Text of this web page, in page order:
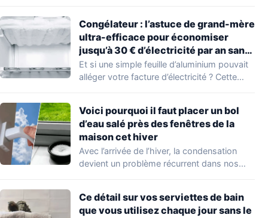
Congélateur : l’astuce de grand-mère
ultra-efficace pour économiser
jusqu’à 30 € d’électricité par an sans
effort
Et si une simple feuille d’aluminium pouvait
alléger votre facture d’électricité ? Cette
Voici pourquoi il faut placer un bol
d’eau salé près des fenêtres de la
maison cet hiver
Avec l’arrivée de l’hiver, la condensation
devient un problème récurrent dans nos
Ce détail sur vos serviettes de bain
que vous utilisez chaque jour sans le